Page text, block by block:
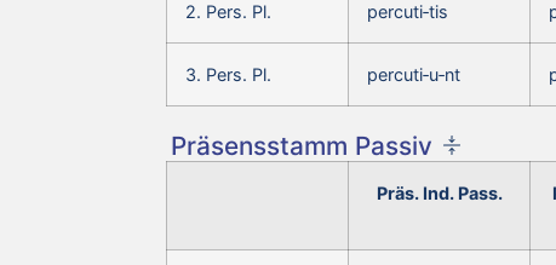
2. Pers. Pl. percuti‑tis
3. Pers. Pl. percuti‑u‑nt
Präsensstamm Passiv
Präs. Ind. Pass.